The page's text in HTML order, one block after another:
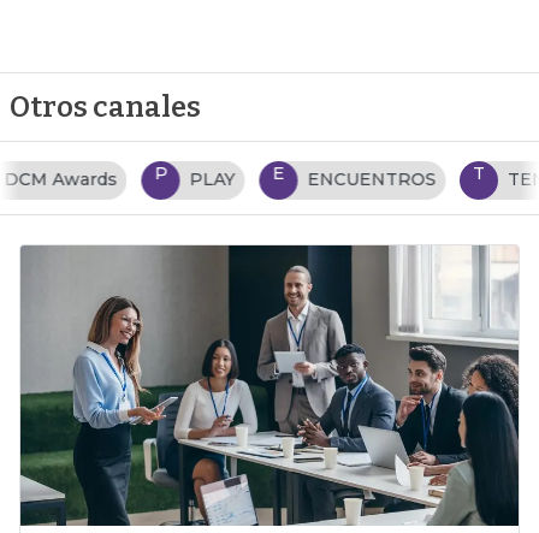
Otros canales
P PLAY E ENCUENTROS T TENDENCIAS TI